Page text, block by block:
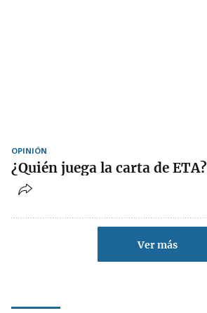
OPINIÓN
¿Quién juega la carta de ETA?
Ver más